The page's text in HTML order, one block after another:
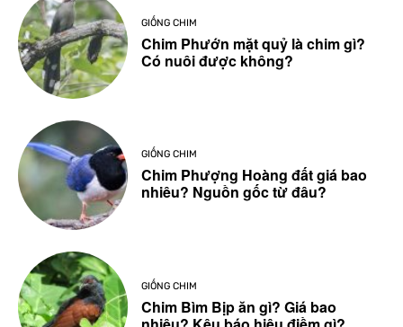
GIỐNG CHIM
Chim Phướn mặt quỷ là chim gì?
Có nuôi được không?
GIỐNG CHIM
Chim Phượng Hoàng đất giá bao
nhiêu? Nguồn gốc từ đâu?
GIỐNG CHIM
Chim Bìm Bịp ăn gì? Giá bao